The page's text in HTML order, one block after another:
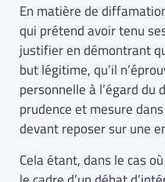
En matière de
qui prétend avoir tenu
justifier en démontrant
but légitime, qu’il
personnelle à l’égard du
prudence et mesure
devant reposer sur une
Cela étant, dans le cas